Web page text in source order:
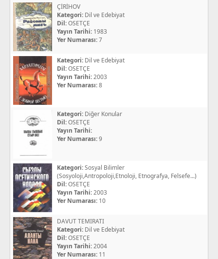
ÇİRİHOV
Kategori: Dil ve Edebiyat
Dil:OSETÇE
Yayın Tarihi: 1983
Yer Numarası:7
Kategori: Dil ve Edebiyat
Dil:OSETÇE
Yayın Tarihi:2003
Yer Numarası:8
Kategori: Diğer Konular
Dil:OSETÇE
Yayın Tarihi:
Yer Numarası:9
Kategori:Sosyal Bilimler
(Sosyoloji,Antropoloji,Etnoloji, Etnografya, Felsefe...)
Dil:OSETÇE
Yayın Tarihi:2003
Yer Numarası: 10
DAVUT TEMIRATI
Kategori: Dil ve Edebiyat
Dil:OSETÇE
Yayın Tarihi:2004
Yer Numarası: 11